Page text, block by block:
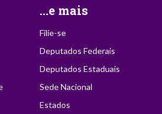
...e mais
Filie-se
Deputados Federais
Deputados Estaduais
Sede Nacional
Estados